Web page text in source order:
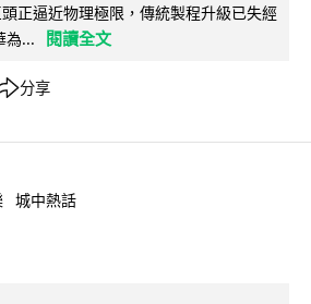
正逼近物理極限，傳統製程升級已失經
為...
閱讀全文
分享
城中熱話